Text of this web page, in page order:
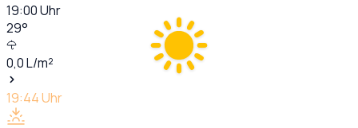
19:00Uhr
29°
0,0L/m²
19:44Uhr